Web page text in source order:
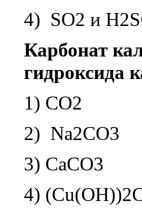
4) SO2 и
Кар­бо­нат
гид­рок­си­да
1) CO2
2) Na2CO3
3) CaCO3
4)